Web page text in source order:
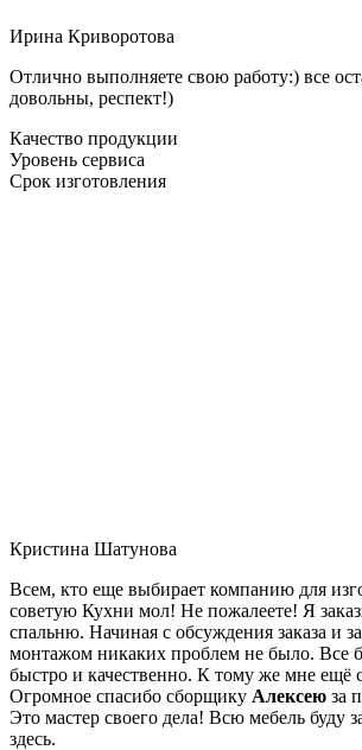
Ирина Криворотова
Отлично выполняете свою работу:) все
довольны, респект!)
Качество продукции
Уровень сервиса
Срок изготовления
Кристина Шатунова
Всем, кто еще выбирает компанию для
советую Кухни мол! Не пожалеете! Я
спальню. Начиная с обсуждения заказа и
монтажом никаких проблем не было. Все
быстро и качественно. К тому же мне ещё
Огромное спасибо сборщику Алексею за
Это мастер своего дела! Всю мебель буду
здесь.